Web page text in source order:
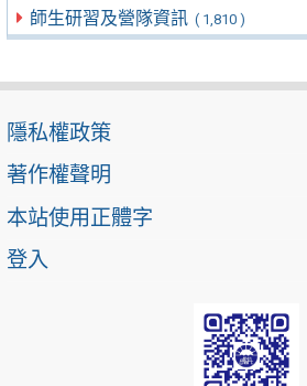
師生研習及營隊資訊 ( 1,810 )
隱私權政策
著作權聲明
本站使用正體字
登入